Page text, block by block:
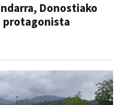
Donostiako
protagonista